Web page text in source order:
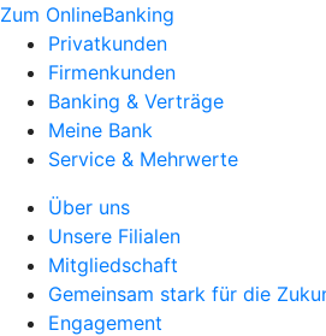
Zum OnlineBanking
Privatkunden
Firmenkunden
Banking & Verträge
Meine Bank
Service & Mehrwerte
Über uns
Unsere Filialen
Mitgliedschaft
Gemeinsam stark für die
Engagement